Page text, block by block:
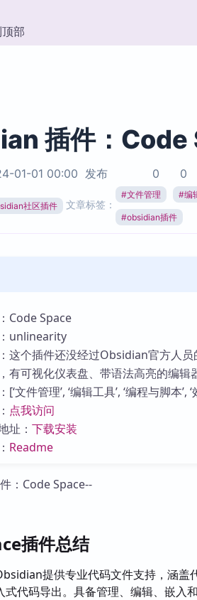
载
加速
市场
部
插件：Code
01-01 00:00 发布 0 0
社区插件 文章标签：
#文件管理 #编
#obsidian插件
Code Space
unlinearity
这个插件还没经过Obsidian官方人
有可视化仪表盘、带语法高亮的编辑
文件管理’, ‘编辑工具’, ‘编程与脚本’,
点我访问
址： 下载安装
Readme
插件总结
提供专业代码文件支持，涵盖
代码导出。具备管理、编辑、嵌入和